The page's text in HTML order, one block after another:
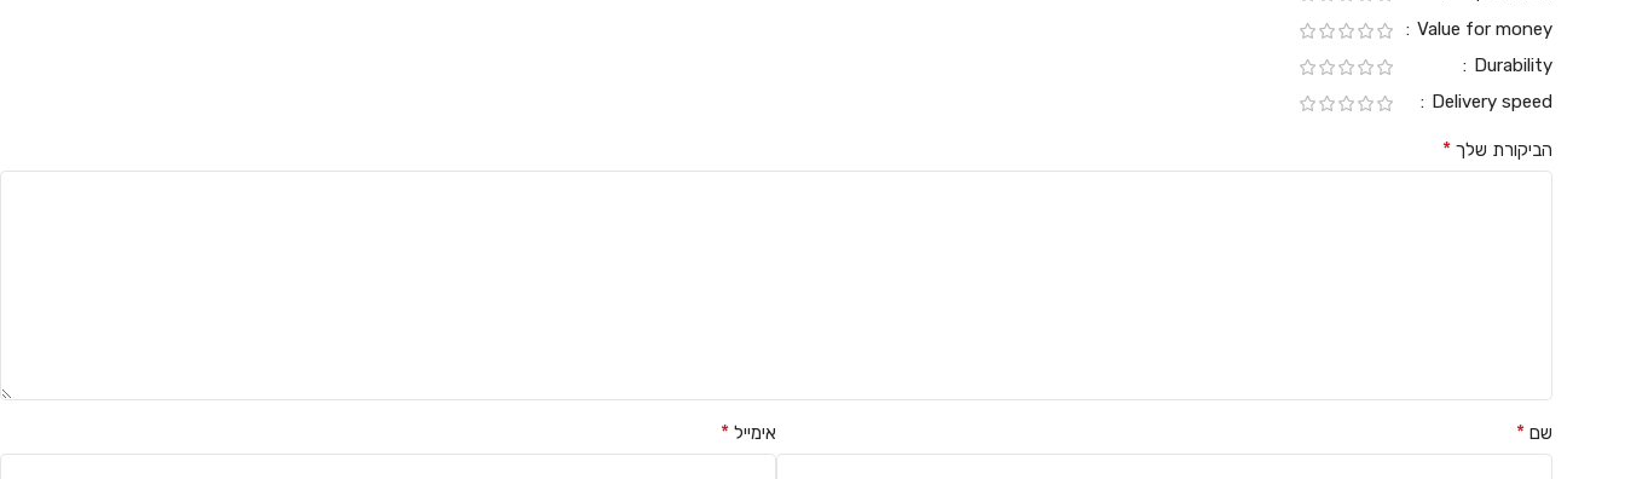
Value for money
Durability
Delivery speed
הביקורת שלך *
שם * אימייל *